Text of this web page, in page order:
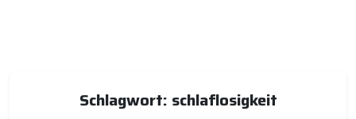
Schlagwort: schlaflosigkeit